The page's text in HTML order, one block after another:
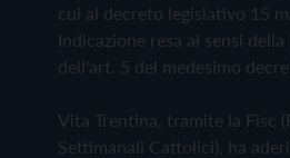
cui al decreto legislativo 15
Indicazione resa ai sensi
dell'art. 5 del medesimo
Vita Trentina, tramite la Fisc
Settimanali Cattolici), ha